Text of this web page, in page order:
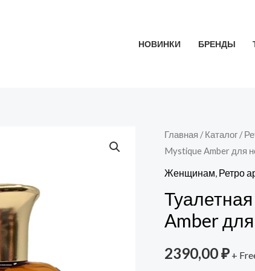
НОВИНКИ БРЕНДЫ
Главная /Каталог /
Mystique Amber для
Женщинам Ретро
Amber
2390,00₽ +
Количество
товара
Туалетная
Mesmerize
Mystique
для